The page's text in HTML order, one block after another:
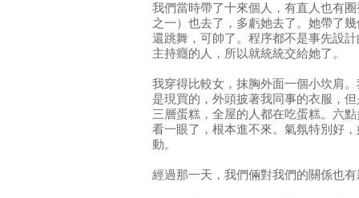
我們當時帶了十來個人，有直人也有
之一）也去了，多虧她去了。她帶了
還跳舞，可帥了。程序都不是事先設
主持癮的人，所以就統統交給她了。
我穿得比較女，抹胸外面一個小坎肩
是現買的，外頭披著我同事的衣服，
三層蛋糕，全屋的人都在吃蛋糕。六
看一眼了，根本進不來。氣氛特別好
動。
經過那一天，我們倆對我們的關係也